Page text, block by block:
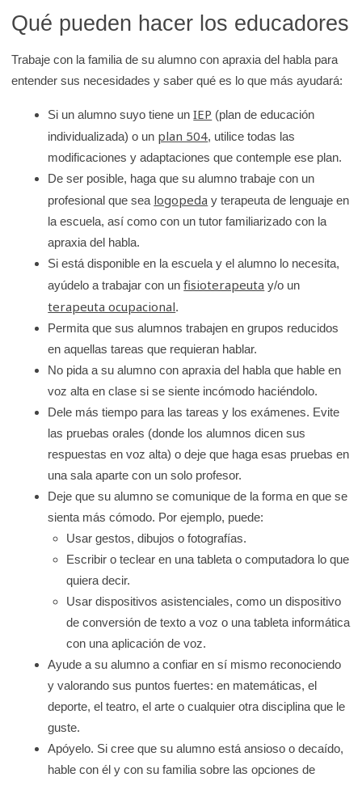
Qué pueden hacer los educadores
Trabaje con la familia de su alumno con apraxia del habla para
entender sus necesidades y saber qué es lo que más ayudará:
Si un alumno suyo tiene unIEP (plan de educación
individualizada) o un plan 504, utilice todas las
modificaciones y adaptaciones que contemple ese plan.
De ser posible, haga que su alumno trabaje con un
profesional que sea logopeda y terapeuta de lenguaje en
la escuela, así como con un tutor familiarizado con la
apraxia del habla.
Si está disponible en la escuela y el alumno lo necesita,
ayúdelo a trabajar con unfisioterapeuta y/o un
terapeuta ocupacional.
Permita que sus alumnos trabajen en grupos reducidos
en aquellas tareas que requieran hablar.
No pida a su alumno con apraxia del habla que hable en
voz alta en clase si se siente incómodo haciéndolo.
Dele más tiempo para las tareas y los exámenes. Evite
las pruebas orales (donde los alumnos dicen sus
respuestas en voz alta) o deje que haga esas pruebas en
una sala aparte con un solo profesor.
Deje que su alumno se comunique de la forma en que se
sienta más cómodo. Por ejemplo, puede:
Usar gestos, dibujos o fotografías.
Escribir o teclear en una tableta o computadora lo que
quiera decir.
Usar dispositivos asistenciales, como un dispositivo
de conversión de texto a voz o una tableta informática
con una aplicación de voz.
Ayude a su alumno a confiar en sí mismo reconociendo
y valorando sus puntos fuertes: en matemáticas, el
deporte, el teatro, el arte o cualquier otra disciplina que le
guste.
Apóyelo. Si cree que su alumno está ansioso o decaído,
hable con él y con su familia sobre las opciones de